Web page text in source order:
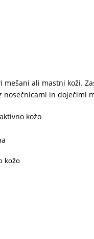
mešani ali mastni koži.
nosečnicami in doječimi
kožo
kožo